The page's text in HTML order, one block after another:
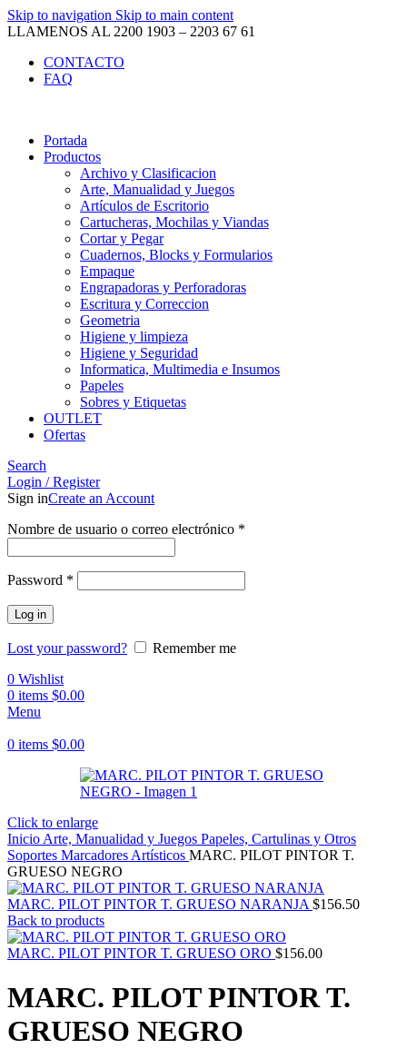
Skip to navigation Skip to main content
LLAMENOS AL 2200 1903 – 2203 67 61
CONTACTO
FAQ
Portada
Productos
Archivo y Clasificacion
Arte, Manualidad y Juegos
Artículos de Escritorio
Cartucheras, Mochilas y Viandas
Cortar y Pegar
Cuadernos, Blocks y Formularios
Empaque
Engrapadoras y Perforadoras
Escritura y Correccion
Geometria
Higiene y limpieza
Higiene y Seguridad
Informatica, Multimedia e Insumos
Papeles
Sobres y Etiquetas
OUTLET
Ofertas
Search
Login / Register
Sign inCreate an Account
Nombre de usuario o correo electrónico *
Password *
Log in
Lost your password?
Remember me
0 Wishlist
0 items $0.00
Menu
0 items $0.00
Click to enlarge
Inicio Arte, Manualidad y Juegos Papeles, Cartulinas y Otros
Soportes Marcadores Artísticos MARC. PILOT PINTOR T.
GRUESO NEGRO
MARC. PILOT PINTOR T. GRUESO NARANJA $156.50
Back to products
MARC. PILOT PINTOR T. GRUESO ORO $156.00
MARC. PILOT PINTOR T.
GRUESO NEGRO